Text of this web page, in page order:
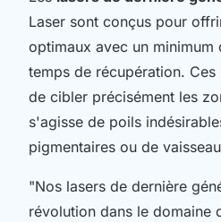
Laser sont conçus pour
optimaux avec un minimum
temps de récupération.
de cibler précisément les
s'agisse de poils
pigmentaires ou de
"Nos lasers de dernière
révolution dans le domaine